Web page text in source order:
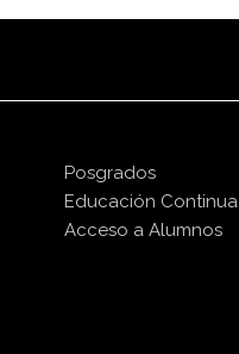
Posgrados
Educación Continua
Acceso a Alumnos